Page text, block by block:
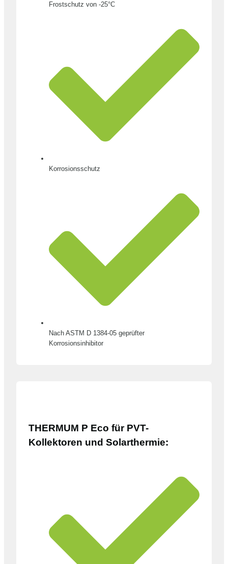
Frostschutz von -25°C
Korrosionsschutz
Nach ASTM D 1384-05 geprüfter
Korrosionsinhibitor
THERMUM P Eco für PVT-
Kollektoren und Solarthermie: